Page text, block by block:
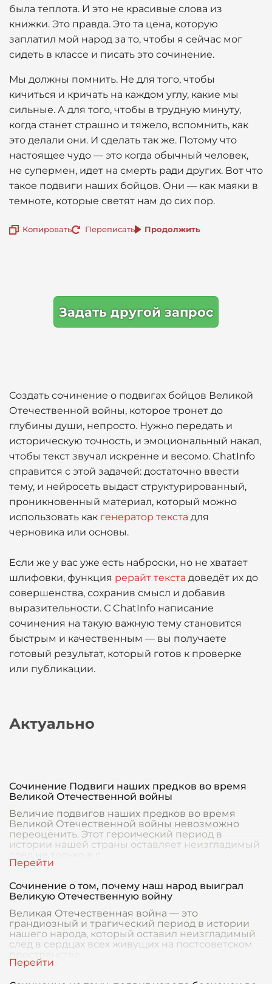
была теплота. И это не красивые слова из
книжки. Это правда. Это та цена, которую
заплатил мой народ за то, чтобы я сейчас мог
сидеть в классе и писать это сочинение.
Мы должны помнить. Не для того, чтобы
кичиться и кричать на каждом углу, какие мы
сильные. А для того, чтобы в трудную минуту,
когда станет страшно и тяжело, вспомнить, как
это делали они. И сделать так же. Потому что
настоящее чудо — это когда обычный человек,
не супермен, идет на смерть ради других. Вот что
такое подвиги наших бойцов. Они — как маяки в
темноте, которые светят нам до сих пор.
Копировать Переписать Продолжить
Задать другой запрос
Создать сочинение о подвигах бойцов Великой
Отечественной войны, которое тронет до
глубины души, непросто. Нужно передать и
историческую точность, и эмоциональный накал,
чтобы текст звучал искренне и весомо. ChatInfo
справится с этой задачей: достаточно ввести
тему, и нейросеть выдаст структурированный,
проникновенный материал, который можно
использовать как генератор текста для
черновика или основы.
Если же у вас уже есть наброски, но не хватает
шлифовки, функция рерайт текста доведёт их до
совершенства, сохранив смысл и добавив
выразительности. С ChatInfo написание
сочинения на такую важную тему становится
быстрым и качественным — вы получаете
готовый результат, который готов к проверке
или публикации.
Актуально
Сочинение Подвиги наших предков во время
Великой Отечественной войны
Величие подвигов наших предков во время
Великой Отечественной войны невозможно
переоценить. Этот героический период в
истории нашей страны оставляет неизгладимый
Сочинение о том, почему наш народ выиграл
Великую Отечественную войну
Великая Отечественная война — это
грандиозный и трагический период в истории
нашего народа, который оставил неизгладимый
след в сердцах всех живущих на постсоветском